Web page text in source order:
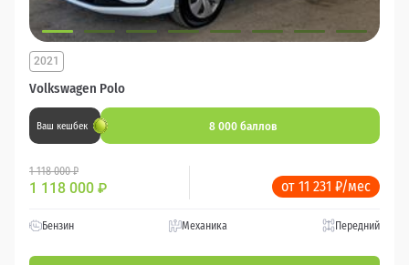
Volkswagen Polo
2021
Ваш кешбек 8 000 баллов
1 118 000 ₽
1 118 000 ₽ от 11 231 ₽/мес
Бензин Механика Передний